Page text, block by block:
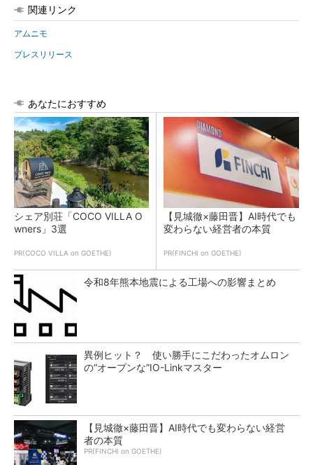
関連リンク
アムニモ
プレスリリース
あなたにおすすめ
シェア別荘「COCO VILLA O
wners」3選
PR(COCO VILLA on GOETHE)
【見城徹×藤田晋】AI時代でも
変わらない経営者の本質
PR(FINCHI on GOETHE)
令和8年熊本地震による工場への影響まとめ
異例ヒット？ 使い勝手にこだわったオムロン
の“オープンな”IO-Linkマスター
【見城徹×藤田晋】AI時代でも変わらない経営
者の本質
PR(FINCHI on GOETHE)